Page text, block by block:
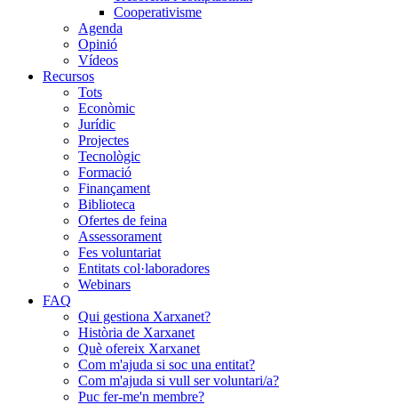
Cooperativisme
Agenda
Opinió
Vídeos
Recursos
Tots
Econòmic
Jurídic
Projectes
Tecnològic
Formació
Finançament
Biblioteca
Ofertes de feina
Assessorament
Fes voluntariat
Entitats col·laboradores
Webinars
FAQ
Qui gestiona Xarxanet?
Història de Xarxanet
Què ofereix Xarxanet
Com m'ajuda si soc una entitat?
Com m'ajuda si vull ser voluntari/a?
Puc fer-me'n membre?